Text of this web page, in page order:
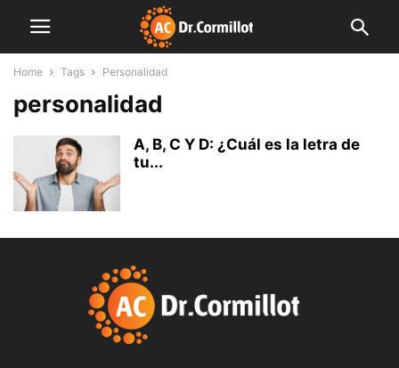
Home Tags Personalidad
personalidad
A, B, C Y D: ¿Cuál es la letra de
tu...